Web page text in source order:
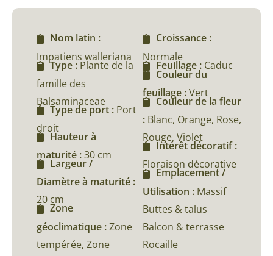
Nom latin :
Impatiens walleriana
Type :Plante de la
famille des
Balsaminaceae
Type de port : Port
droit
Hauteur à
maturité :30 cm
Largeur /
Diamètre à maturité :
20 cm
Zone
géoclimatique :Zone
tempérée, Zone
Croissance :
Normale
Feuillage : Caduc
Couleur du
feuillage :Vert
Couleur de la fleur
: Blanc, Orange, Rose,
Rouge, Violet
Intérêt décoratif :
Floraison décorative
Emplacement /
Utilisation : Massif
Buttes & talus
Balcon & terrasse
Rocaille